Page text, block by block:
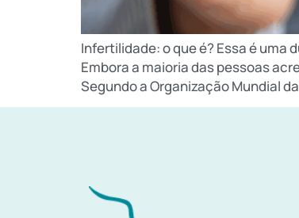
Infertilidade: o que é? Essa é
Embora a maioria das pessoas
Segundo a Organização Mundial